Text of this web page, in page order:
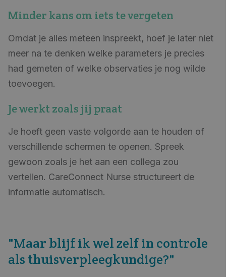
Minder kans om iets te vergeten
Omdat je alles meteen inspreekt, hoef je later niet
meer na te denken welke parameters je precies
had gemeten of welke observaties je nog wilde
toevoegen.
Je werkt zoals jij praat
Je hoeft geen vaste volgorde aan te houden of
verschillende schermen te openen. Spreek
gewoon zoals je het aan een collega zou
vertellen. CareConnect Nurse structureert de
informatie automatisch.
"Maar blijf ik wel zelf in controle
als thuisverpleegkundige?"